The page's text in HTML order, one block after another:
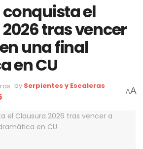
conquista el
tras vencer
una final
en CU
by Serpientes y Escaleras
AA